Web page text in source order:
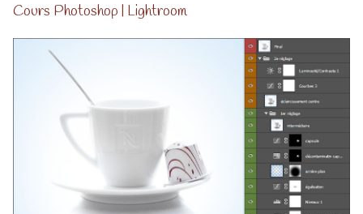
Cours Photoshop | Lightroom